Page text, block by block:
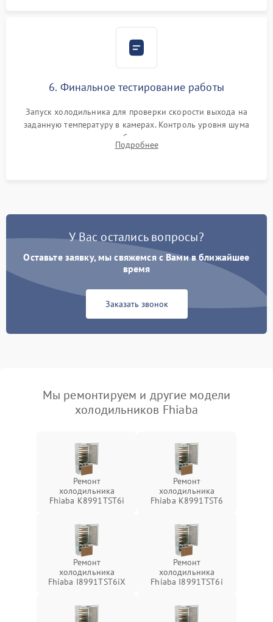
6. Финальное тестирование работы
Запуск холодильника для проверки скорости выхода на
заданную температуру в камерах. Контроль уровня шума
компрессора, отсутствия обмерзания стенок и корректного
срабатывания системы автоматической оттайки.
Подробнее
У Вас остались вопросы?
Оставьте заявку, мы свяжемся с Вами в ближайшее
время
Заказать звонок
Мы ремонтируем и другие модели
холодильников Fhiaba
Ремонт
холодильника
Fhiaba K8991TST6i
Ремонт
холодильника
Fhiaba K8991TST6
Ремонт
холодильника
Fhiaba I8991TST6iX
Ремонт
холодильника
Fhiaba I8991TST6i